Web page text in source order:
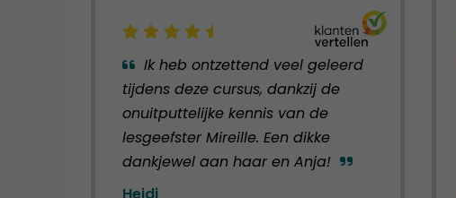
taal waarmee lichaam, hoofd en
verstaan, krijgt meer inzicht in
kan opnieuw de regie nemen over
Mijn overtuiging is eenvoudig:
"Begrijp je energiesysteem en
Ik heb ontzettend veel geleerd
tijdens deze cursus, dankzij de
onuitputtelijke kennis van de
lesgeefster Mireille. Een dikke
dankjewel aan haar en Anja!
Heidi